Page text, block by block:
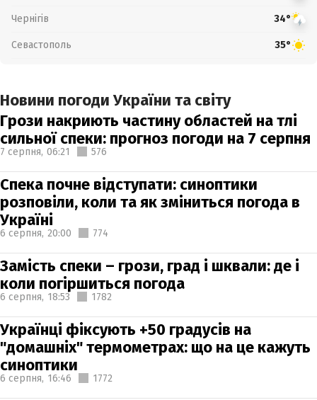
Чернігів 34°
Севастополь 35°
Новини погоди України та світу
Грози накриють частину областей на тлі
сильної спеки: прогноз погоди на 7 серпня
7 серпня, 06:21 576
Спека почне відступати: синоптики
розповіли, коли та як зміниться погода в
Україні
6 серпня, 20:00 774
Замість спеки – грози, град і шквали: де і
коли погіршиться погода
6 серпня, 18:53 1782
Українці фіксують +50 градусів на
"домашніх" термометрах: що на це кажуть
синоптики
6 серпня, 16:46 1772